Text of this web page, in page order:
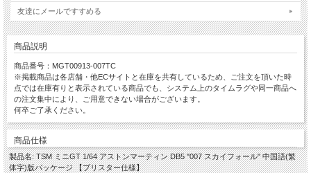
友達にメールですすめる
商品説明
商品番号：MGT00913-007TC
※掲載商品は各店舗・他ECサイトと在庫を共有しているため、ご注文を頂いた時
点では在庫有りと表示されている商品でも、システム上のタイムラグや同一商品へ
の注文集中により、ご用意できない場合がございます。
何卒ご了承ください。
商品仕様
製品名: TSM ミニGT 1/64 アストンマーティン DB5 "007 スカイフォール" 中国語(繁
体字)版パッケージ 【ブリスター仕様】